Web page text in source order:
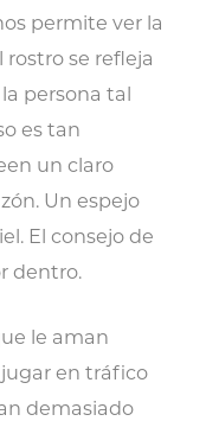
permite ver la
se refleja
persona tal
es tan
un claro
Un espejo
El consejo de
dentro.
le aman
en tráfico
demasiado